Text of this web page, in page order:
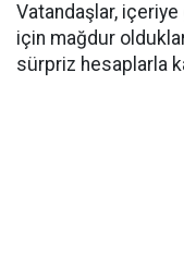
Vatandaşlar,
için mağdur
sürpriz hesaplarla